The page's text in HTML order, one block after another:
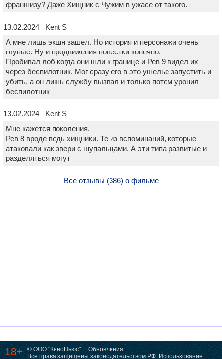
франшизу? Даже Хищник с Чужим в ужасе от такого.
13.02.2024 Kent S
А мне лишь экшн зашел. Но история и персонажи очень
глупые. Ну и продвижения повестки конечно.
Пробивал лоб когда они шли к границе и Рев 9 видел их
через беспилотник. Мог сразу его в это ушелье запустить и
убить, а он лишь службу вызвал и только потом уронил
беспилотник
13.02.2024 Kent S
Мне кажется поколения.
Рев 8 вроде ведь хищники. Те из вспоминаний, которые
атаковали как звери с шупальцами. А эти типа развитые и
разделяться могут
Все отзывы (386) о фильме
18+ © ООО "КиноНьюс"
Обновления
Все права защищены законодательством РФ. Использование